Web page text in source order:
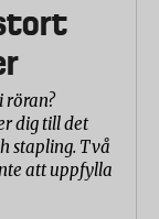
röran?
dig till det
stapling. Två
att uppfylla